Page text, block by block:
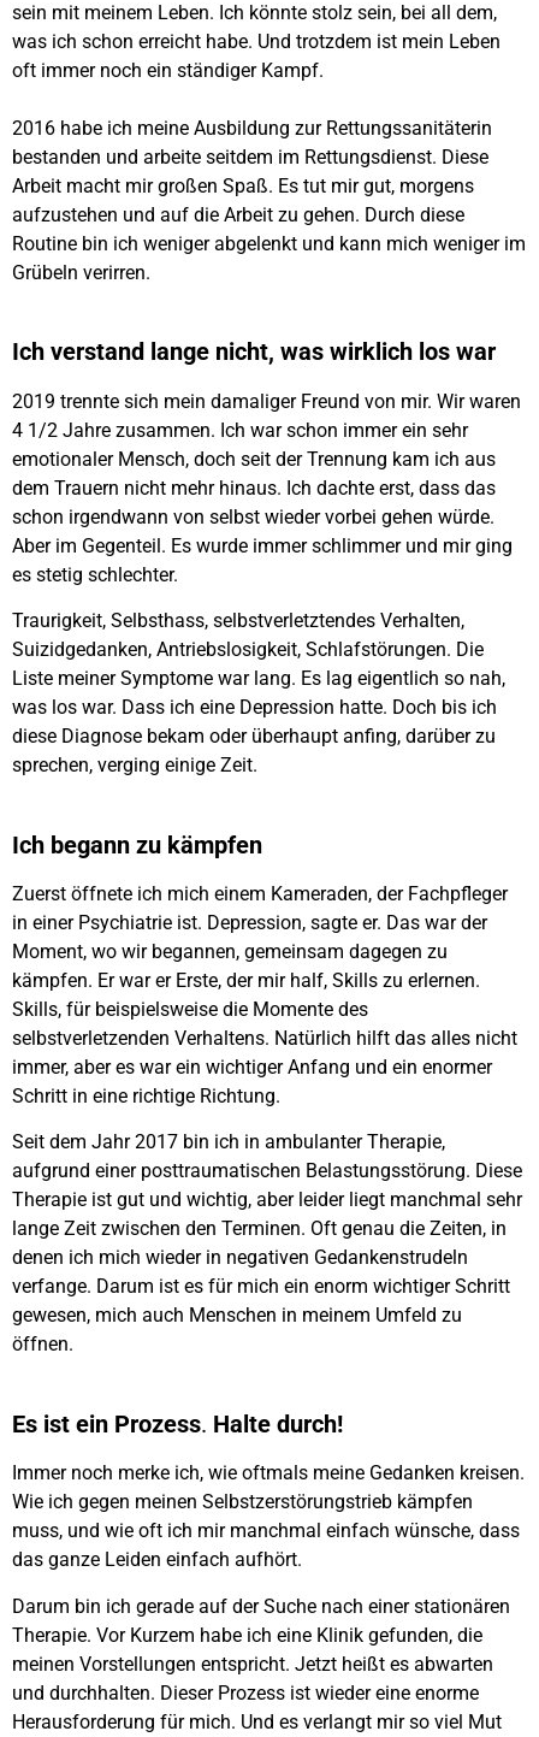
sein mit meinem Leben. Ich könnte stolz sein, bei all dem,
was ich schon erreicht habe. Und trotzdem ist mein Leben
oft immer noch ein ständiger Kampf.
2016 habe ich meine Ausbildung zur Rettungssanitäterin
bestanden und arbeite seitdem im Rettungsdienst. Diese
Arbeit macht mir großen Spaß. Es tut mir gut, morgens
aufzustehen und auf die Arbeit zu gehen. Durch diese
Routine bin ich weniger abgelenkt und kann mich weniger im
Grübeln verirren.
Ich verstand lange nicht, was wirklich los war
2019 trennte sich mein damaliger Freund von mir. Wir waren
4 1/2 Jahre zusammen. Ich war schon immer ein sehr
emotionaler Mensch, doch seit der Trennung kam ich aus
dem Trauern nicht mehr hinaus. Ich dachte erst, dass das
schon irgendwann von selbst wieder vorbei gehen würde.
Aber im Gegenteil. Es wurde immer schlimmer und mir ging
es stetig schlechter.
Traurigkeit, Selbsthass, selbstverletztendes Verhalten,
Suizidgedanken, Antriebslosigkeit, Schlafstörungen. Die
Liste meiner Symptome war lang. Es lag eigentlich so nah,
was los war. Dass ich eine Depression hatte. Doch bis ich
diese Diagnose bekam oder überhaupt anfing, darüber zu
sprechen, verging einige Zeit.
Ich begann zu kämpfen
Zuerst öffnete ich mich einem Kameraden, der Fachpfleger
in einer Psychiatrie ist. Depression, sagte er. Das war der
Moment, wo wir begannen, gemeinsam dagegen zu
kämpfen. Er war er Erste, der mir half, Skills zu erlernen.
Skills, für beispielsweise die Momente des
selbstverletzenden Verhaltens. Natürlich hilft das alles nicht
immer, aber es war ein wichtiger Anfang und ein enormer
Schritt in eine richtige Richtung.
Seit dem Jahr 2017 bin ich in ambulanter Therapie,
aufgrund einer posttraumatischen Belastungsstörung. Diese
Therapie ist gut und wichtig, aber leider liegt manchmal sehr
lange Zeit zwischen den Terminen. Oft genau die Zeiten, in
denen ich mich wieder in negativen Gedankenstrudeln
verfange. Darum ist es für mich ein enorm wichtiger Schritt
gewesen, mich auch Menschen in meinem Umfeld zu
öffnen.
Es ist ein Prozess. Halte durch!
Immer noch merke ich, wie oftmals meine Gedanken kreisen.
Wie ich gegen meinen Selbstzerstörungstrieb kämpfen
muss, und wie oft ich mir manchmal einfach wünsche, dass
das ganze Leiden einfach aufhört.
Darum bin ich gerade auf der Suche nach einer stationären
Therapie. Vor Kurzem habe ich eine Klinik gefunden, die
meinen Vorstellungen entspricht. Jetzt heißt es abwarten
und durchhalten. Dieser Prozess ist wieder eine enorme
Herausforderung für mich. Und es verlangt mir so viel Mut